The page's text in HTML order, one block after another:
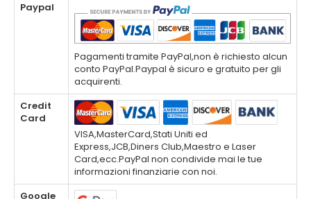
Paypal
Pagamenti tramite PayPal,non è richiesto alcun
conto PayPal.Paypal è sicuro e gratuito per gli
acquirenti.
Credit
Card
VISA,MasterCard,Stati Uniti ed
Express,JCB,Diners Club,Maestro e Laser
Card,ecc.PayPal non condivide mai le tue
informazioni finanziarie con noi.
Google